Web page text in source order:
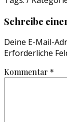
Schreibe
Deine E-Mail-
Erforderliche
Kommentar *